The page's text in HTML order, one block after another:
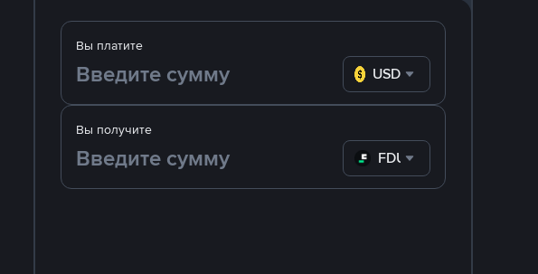
Вы платите
USD
Вы получите
FDUSD